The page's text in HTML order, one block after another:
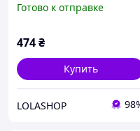
машинка MA-2 USB для
компактн SIM-4K9
Готово к отправке
474₴
Купить
LOLASHOP